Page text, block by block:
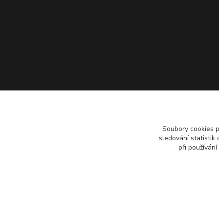
Soubory cookies
sledování statistik
při